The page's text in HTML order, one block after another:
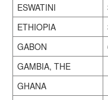
ESWATINI
ETHIOPIA
GABON
GAMBIA, THE
GHANA